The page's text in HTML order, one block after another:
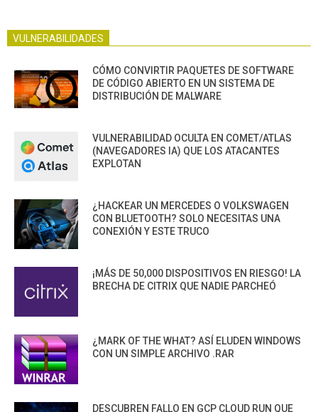
VULNERABILIDADES
CÓMO CONVIRTIR PAQUETES DE SOFTWARE
DE CÓDIGO ABIERTO EN UN SISTEMA DE
DISTRIBUCIÓN DE MALWARE
VULNERABILIDAD OCULTA EN COMET/ATLAS
(NAVEGADORES IA) QUE LOS ATACANTES
EXPLOTAN
¿HACKEAR UN MERCEDES O VOLKSWAGEN
CON BLUETOOTH? SOLO NECESITAS UNA
CONEXIÓN Y ESTE TRUCO
¡MÁS DE 50,000 DISPOSITIVOS EN RIESGO! LA
BRECHA DE CITRIX QUE NADIE PARCHEÓ
¿MARK OF THE WHAT? ASÍ ELUDEN WINDOWS
CON UN SIMPLE ARCHIVO .RAR
DESCUBREN FALLO EN GCP CLOUD RUN QUE